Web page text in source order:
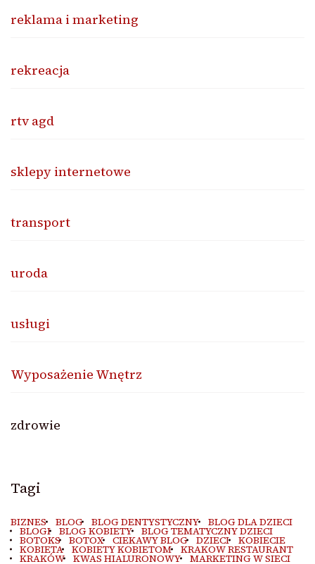
reklama i marketing
rekreacja
rtv agd
sklepy internetowe
transport
uroda
usługi
Wyposażenie Wnętrz
zdrowie
Tagi
BIZNES BLOG BLOG DENTYSTYCZNY BLOG DLA DZIECI
BLOGI BLOG KOBIETY BLOG TEMATYCZNY DZIECI
BOTOKS BOTOX CIEKAWY BLOG DZIECI KOBIECIE
KOBIETA KOBIETY KOBIETOM KRAKOW RESTAURANT
KRAKÓW KWAS HIALURONOWY MARKETING W SIECI